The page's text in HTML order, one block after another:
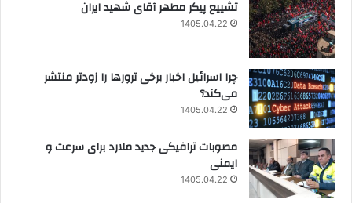
تشییع پیکر مطهر آقای شهید ایران
1405.04.22
چرا اسرائیل اخبار برخی ترورها را زودتر منتشر
می‌کند؟
1405.04.22
مصوبات ترافیکی جدید ملارد برای سرعت و
ایمنی
1405.04.22